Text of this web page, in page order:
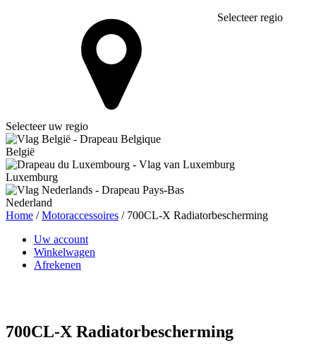
Selecteer regio
Selecteer uw regio
België
Luxemburg
Nederland
Home /Motoraccessoires / 700CL-X Radiatorbescherming
Uw account
Winkelwagen
Afrekenen
700CL-X Radiatorbescherming